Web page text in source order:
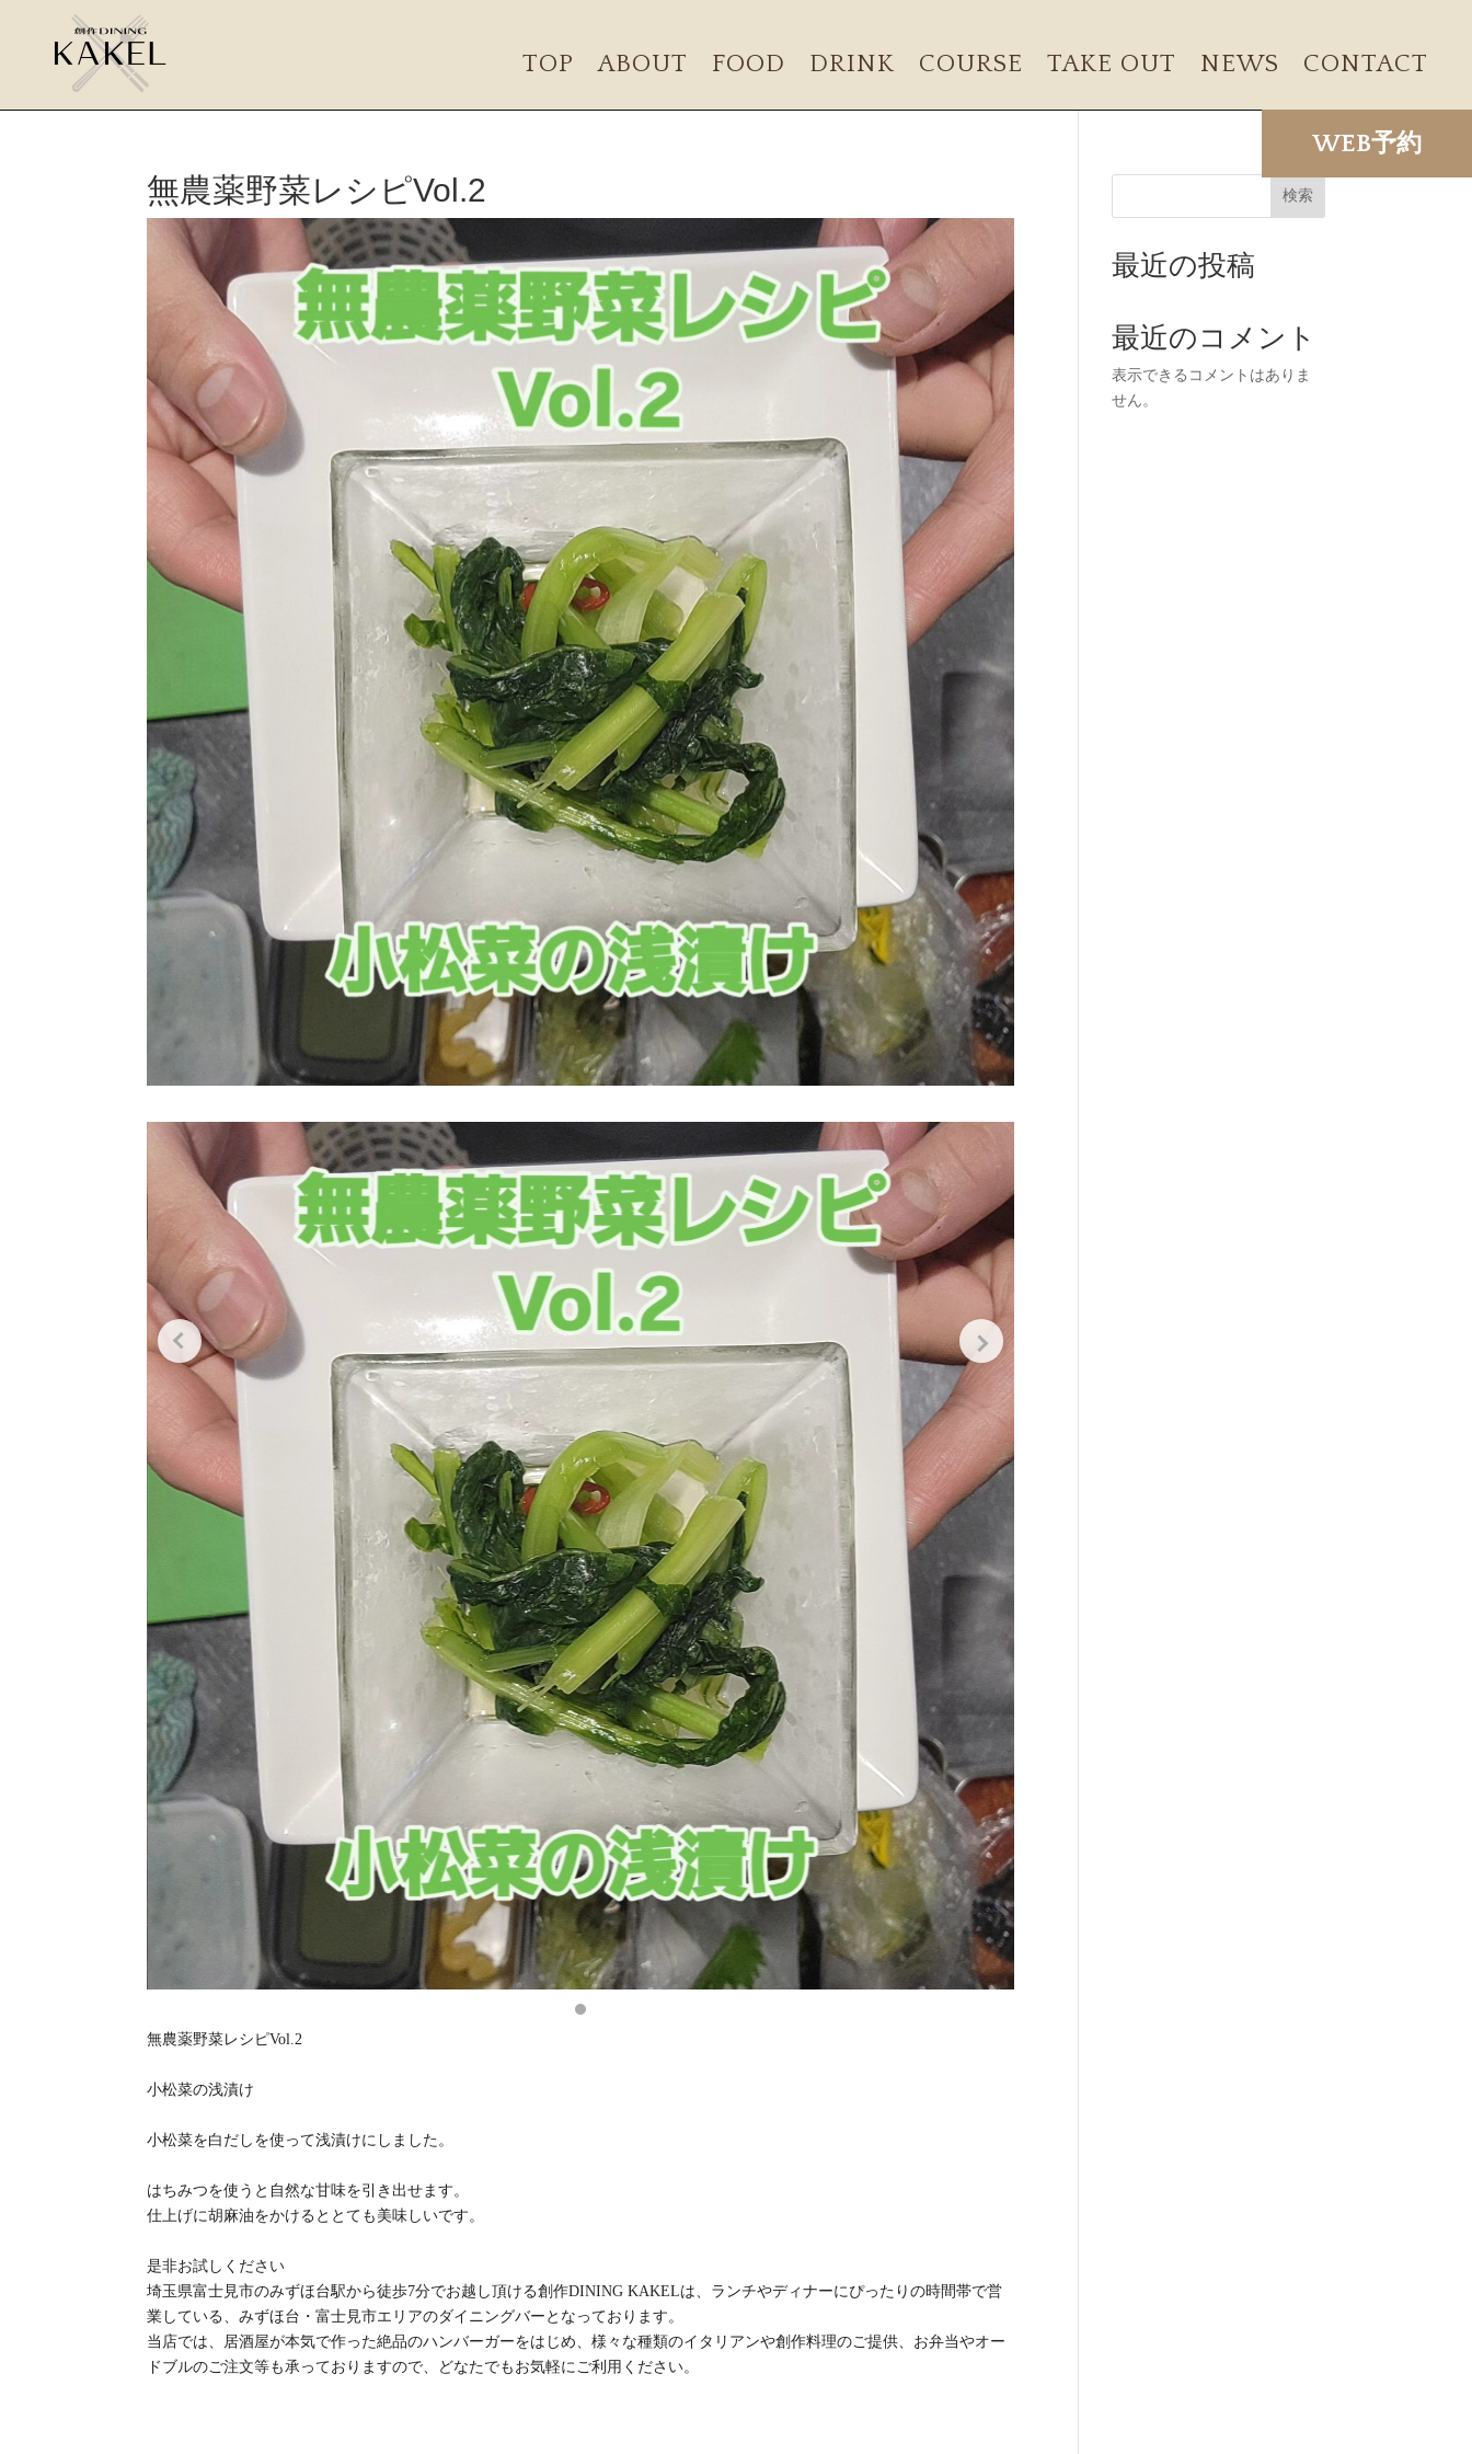
TOP ABOUT FOOD DRINK COURSE TAKE OUT NEWS CONTACT
WEB予約
無農薬野菜レシピVol.2
無農薬野菜レシピVol.2
小松菜の浅漬け
小松菜を白だしを使って浅漬けにしました。
はちみつを使うと自然な甘味を引き出せます。
仕上げに胡麻油をかけるととても美味しいです。
是非お試しください
埼玉県富士見市のみずほ台駅から徒歩7分でお越し頂ける創作DINING KAKELは、ランチやディナーにぴったりの時間帯で営
業している、みずほ台・富士見市エリアのダイニングバーとなっております。
当店では、居酒屋が本気で作った絶品のハンバーガーをはじめ、様々な種類のイタリアンや創作料理のご提供、お弁当やオー
ドブルのご注文等も承っておりますので、どなたでもお気軽にご利用ください。
検索
最近の投稿
最近のコメント
表示できるコメントはありま
せん。